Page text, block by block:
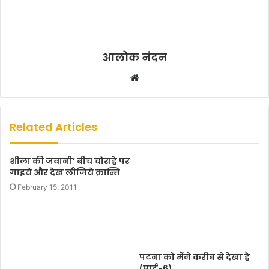
आलोक नंदन
b
Related Articles
शीला की जवानी’ बीच चौराहे पर
गाइये और देख लीजिये क्रान्ति
February 15, 2011
पटना को मैंने करीब से देखा है